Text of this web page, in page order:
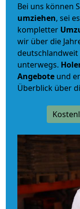
Bei uns können
umziehen, sei
kompletter
wir über die
unterwegs.
Angebote und
Überblick über